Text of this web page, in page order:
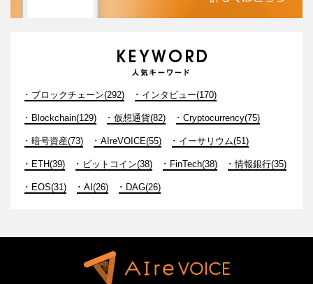
ブロックチェーン(292) インタビュー(170)
Blockchain(129) 仮想通貨(82) Cryptocurrency(75)
暗号資産(73) AIreVOICE(55) イーサリウム(51)
ETH(39) ビットコイン(38) FinTech(38) 情報銀行(35)
EOS(31) AI(26) DAG(26)